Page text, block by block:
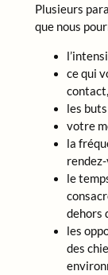
Plusieurs
que nous
ce qui
les
votre
la
le
dehors
les
des